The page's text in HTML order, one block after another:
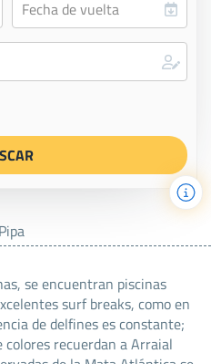
Pipa
se encuentran piscinas
surf breaks, como en
de delfines es constante;
recuerdan a Arraial